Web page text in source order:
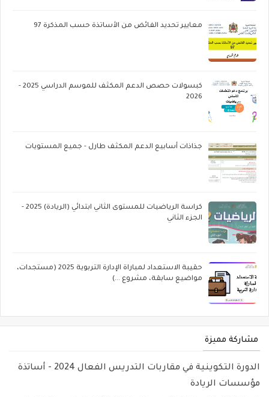
معايير تحديد الفائض من الأساتذة حسب المذكرة 97
كبسولات حصص الدعم المكثف للموسم الدراسي 2025 -
2026
جذاذات أسابيع الدعم المكثف طارل - جميع المستويات
كراسة الرياضيات للمستوى الثاني ابتدائي (الريادة) 2025 -
الجزء الثاني
حقيبة الاستعداد لمباراة الإدارة التربوية 2025 (مستجدات،
مواضيع سابقة، مشروع ...)
مشاركة مميزة
الدورة التكوينية في مقاربات التدريس الفعال 2024 - أساتذة
مؤسسات الريادة